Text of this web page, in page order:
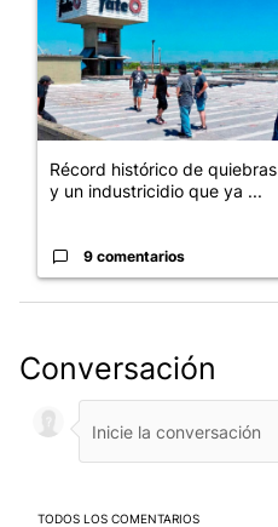
Récord histórico de quiebras
y un industricidio que ya ...
9 comentarios
Conversación
TODOS LOS COMENTARIOS